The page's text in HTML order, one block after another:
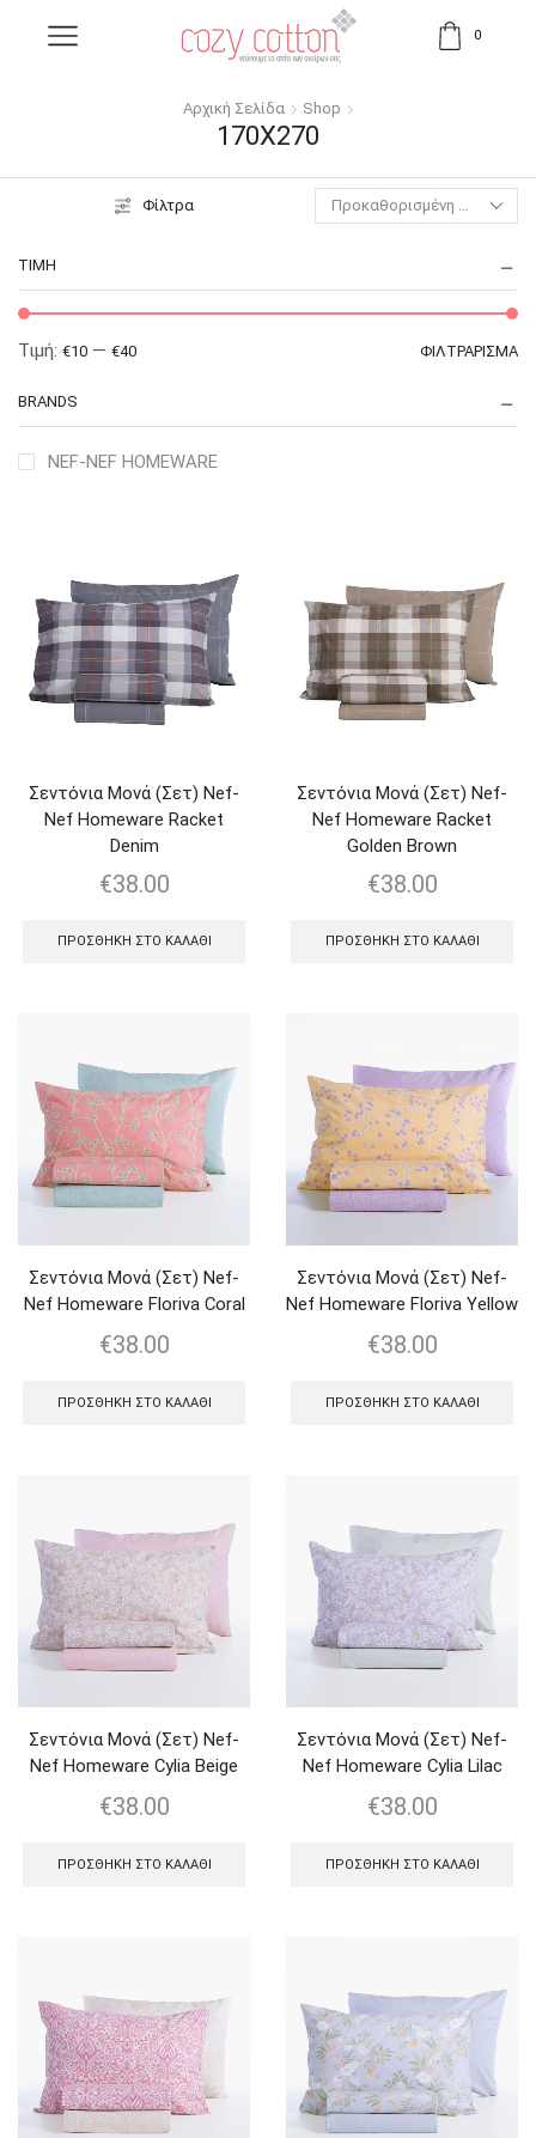
0
Αρχική Σελίδα Shop
170X270
Φίλτρα
ΤΙΜΉ
ΦΙΛΤΡΆΡΙΣΜΑ
Τιμή: €10 — €40
BRANDS
NEF-NEF HOMEWARE
Σεντόνια Μονά (Σετ) Nef-
Nef Homeware Racket
Denim
€38.00
ΠΡΟΣΘΉΚΗ ΣΤΟ ΚΑΛΆΘΙ
Σεντόνια Μονά (Σετ) Nef-
Nef Homeware Racket
Golden Brown
€38.00
ΠΡΟΣΘΉΚΗ ΣΤΟ ΚΑΛΆΘΙ
Σεντόνια Μονά (Σετ) Nef-
Nef Homeware Floriva Coral
€38.00
ΠΡΟΣΘΉΚΗ ΣΤΟ ΚΑΛΆΘΙ
Σεντόνια Μονά (Σετ) Nef-
Nef Homeware Floriva Yellow
€38.00
ΠΡΟΣΘΉΚΗ ΣΤΟ ΚΑΛΆΘΙ
Σεντόνια Μονά (Σετ) Nef-
Nef Homeware Cylia Beige
€38.00
ΠΡΟΣΘΉΚΗ ΣΤΟ ΚΑΛΆΘΙ
Σεντόνια Μονά (Σετ) Nef-
Nef Homeware Cylia Lilac
€38.00
ΠΡΟΣΘΉΚΗ ΣΤΟ ΚΑΛΆΘΙ